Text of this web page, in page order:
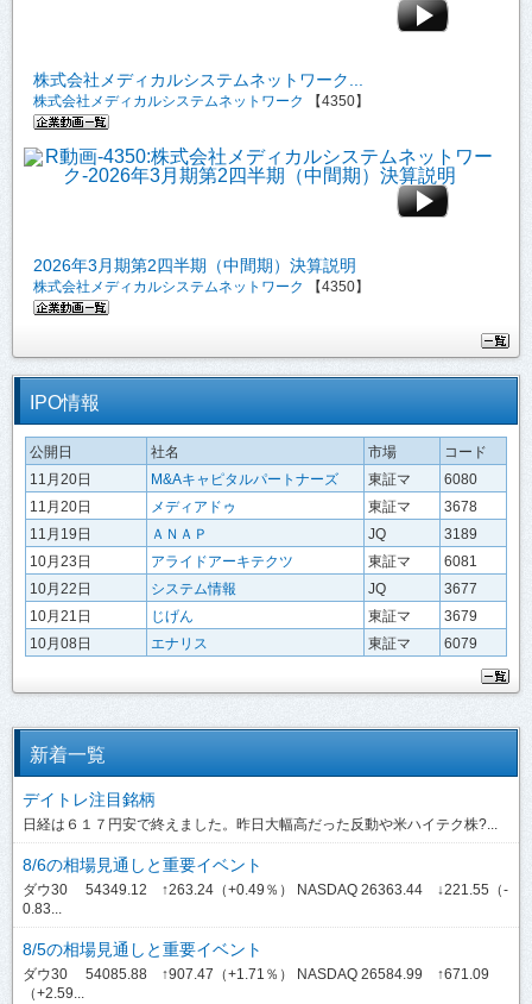
株式会社メディカルシステムネットワーク...
株式会社メディカルシステムネットワーク 【4350】
2026年3月期第2四半期（中間期）決算説明
株式会社メディカルシステムネットワーク 【4350】
IPO情報
公開日 社名 市場
コード
11月20日
M&Aキャピタルパートナーズ 東証マ
6080
11月20日
メディアドゥ 東証マ
3678
11月19日
ＡＮＡＰ JQ
3189
10月23日
アライドアーキテクツ 東証マ
6081
10月22日
システム情報 JQ
3677
10月21日
じげん 東証マ
3679
10月08日
エナリス 東証マ 6079
新着一覧
デイトレ注目銘柄
日経は６１７円安で終えました。昨日大幅高だった反動や米ハイテク株?...
8/6の相場見通しと重要イベント
ダウ30 54349.12 ↑263.24（+0.49％） NASDAQ 26363.44 ↓221.55（-
0.83...
8/5の相場見通しと重要イベント
ダウ30 54085.88 ↑907.47（+1.71％） NASDAQ 26584.99 ↑671.09
（+2.59...